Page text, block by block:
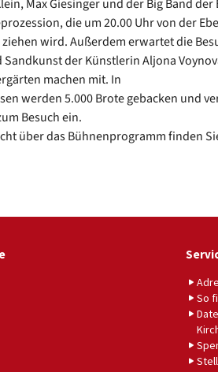
Max Giesinger und der Big Band
die um 20.00 Uhr von der
wird. Außerdem erwartet die
der Künstlerin Aljona
machen mit. In
werden 5.000 Brote gebacken und
Besuch ein.
über das Bühnenprogramm finden
So